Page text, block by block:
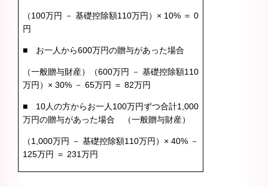
（100万円 － 基礎控除額110万円）× 10% ＝ 0
円
■ お一人から600万円の贈与があった場合
（一般贈与財産）（600万円 － 基礎控除額110
万円）× 30% － 65万円 ＝ 82万円
■ 10人の方からお一人100万円ずつ合計1,000
万円の贈与があった場合 （一般贈与財産）
（1,000万円 － 基礎控除額110万円）× 40% －
125万円 ＝ 231万円